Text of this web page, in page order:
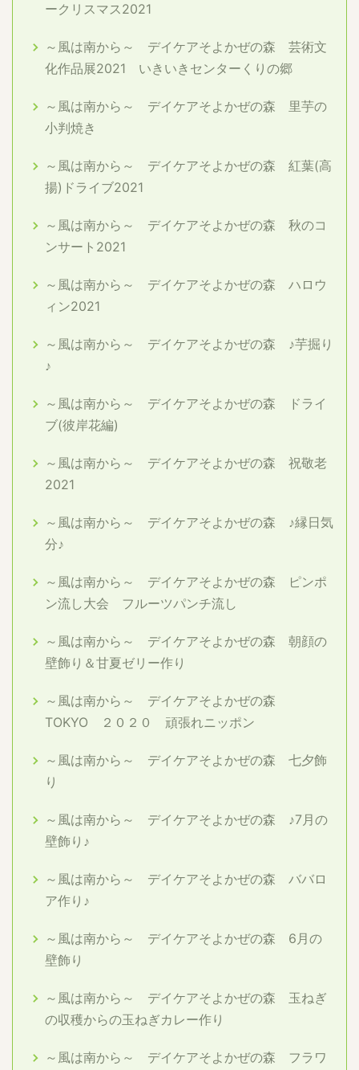
ークリスマス2021
～風は南から～ デイケアそよかぜの森 芸術文
化作品展2021 いきいきセンターくりの郷
～風は南から～ デイケアそよかぜの森 里芋の
小判焼き
～風は南から～ デイケアそよかぜの森 紅葉(高
揚)ドライブ2021
～風は南から～ デイケアそよかぜの森 秋のコ
ンサート2021
～風は南から～ デイケアそよかぜの森 ハロウ
ィン2021
～風は南から～ デイケアそよかぜの森 ♪芋掘り
♪
～風は南から～ デイケアそよかぜの森 ドライ
ブ(彼岸花編)
～風は南から～ デイケアそよかぜの森 祝敬老
2021
～風は南から～ デイケアそよかぜの森 ♪縁日気
分♪
～風は南から～ デイケアそよかぜの森 ピンポ
ン流し大会 フルーツパンチ流し
～風は南から～ デイケアそよかぜの森 朝顔の
壁飾り＆甘夏ゼリー作り
～風は南から～ デイケアそよかぜの森
TOKYO ２０２０ 頑張れニッポン
～風は南から～ デイケアそよかぜの森 七夕飾
り
～風は南から～ デイケアそよかぜの森 ♪7月の
壁飾り♪
～風は南から～ デイケアそよかぜの森 ババロ
ア作り♪
～風は南から～ デイケアそよかぜの森 6月の
壁飾り
～風は南から～ デイケアそよかぜの森 玉ねぎ
の収穫からの玉ねぎカレー作り
～風は南から～ デイケアそよかぜの森 フラワ